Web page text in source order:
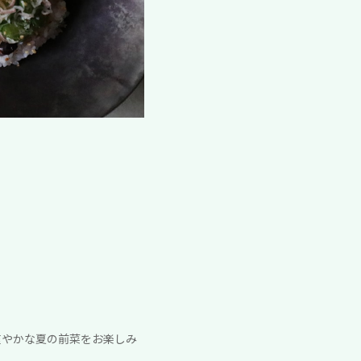
かな夏の前菜をお楽しみ